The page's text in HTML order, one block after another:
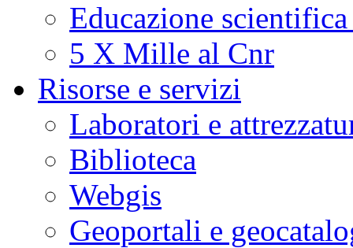
Educazione
5 X Mille al Cnr
Risorse e servizi
Laboratori e
Biblioteca
Webgis
Geoportali e